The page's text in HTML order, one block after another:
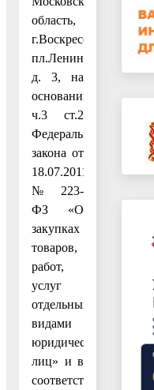
область,
г.Воскресенск,
пл.Ленина,
д. 3, на
основании
ч.3 ст.2
Федерального
закона от
18.07.2011
№ 223-
ФЗ «О
закупках
товаров,
работ,
услуг
отдельными
видами
юридических
лиц» и в
соответствии